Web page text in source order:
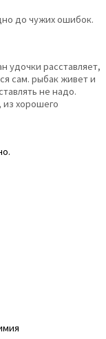
до чужих ошибок.
удочки расставляет,
сам. рыбак живет и
не надо.
из хорошего